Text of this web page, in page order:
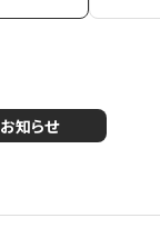
お知らせ